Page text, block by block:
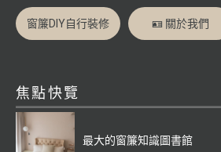
窗簾DIY自行裝修 🪪 關於我們
焦點快覽
最大的窗簾知識圖書館